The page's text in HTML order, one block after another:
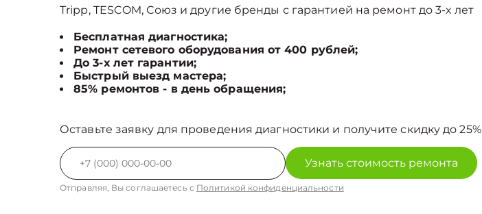
Tripp, TESCOM, Союз и другие бренды с гарантией на ремонт до 3-х лет
Бесплатная диагностика;
Ремонт сетевого оборудования от 400 рублей;
До 3-х лет гарантии;
Быстрый выезд мастера;
85% ремонтов - в день обращения;
Оставьте заявку для проведения диагностики и получите скидку до 25%
Узнать стоимость ремонта
Отправляя, Вы соглашаетесь с Политикой конфиденциальности